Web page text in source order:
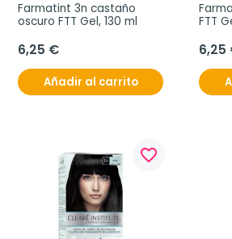
Farmatint 3n castaño
oscuro FTT Gel, 130 ml
6,25 €
Añadir al carrito
FTT
6,25
favorite_border